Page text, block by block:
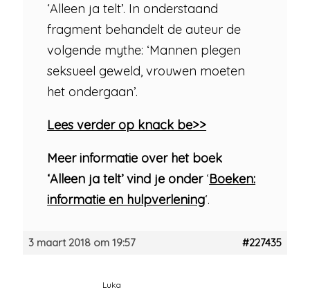
‘Alleen ja telt’. In onderstaand
fragment behandelt de auteur de
volgende mythe: ‘Mannen plegen
seksueel geweld, vrouwen moeten
het ondergaan’.
Lees verder op knack be>>
Meer informatie over het boek
‘Alleen ja telt’ vind je onder ‘Boeken:
informatie en hulpverlening‘.
3 maart 2018 om 19:57 #227435
Luka